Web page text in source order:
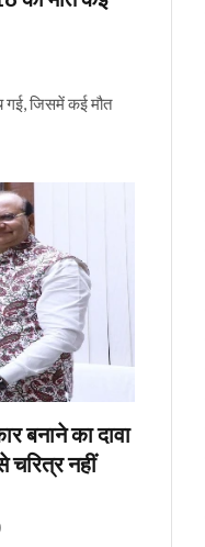
जिसमें कई मौत
बनाने का दावा
चरित्र नहीं